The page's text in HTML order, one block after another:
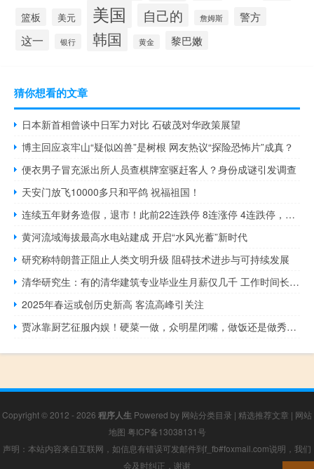
篮板 美元 美国 自己的 詹姆斯 警方
这一 银行 韩国 黄金 黎巴嫩
猜你想看的文章
日本新首相曾谈中日军力对比 石破茂对华政策展望
博主回应哀牢山“疑似凶兽”是树根 网友热议“探险恐怖片”成真？
便衣男子冒充派出所人员查棋牌室驱赶客人？身份成谜引发调查
天安门放飞10000多只和平鸽 祝福祖国！
连续五年财务造假，退市！此前22连跌停 8连涨停 4连跌停，市值仍有42亿 虚增营收18亿利润13亿
黄河流域海拔最高水电站建成 开启“水风光蓄”新时代
研究称特朗普正阻止人类文明升级 阻碍技术进步与可持续发展
清华研究生：有的清华建筑专业毕业生月薪仅几千 工作时间长且常加班
2025年春运或创历史新高 客流高峰引关注
贾冰靠厨艺征服内娱！硬菜一做，众明星闭嘴，做饭还是做秀一目了然
Copyright © 2012 - 2026 程序人生 Powered by 网站分类目录 | 精选推荐文章 | 网站
地图 粤ICP备13038131号
声明：本站内容来自互联网，如信息有错误可发邮件到f_fb#foxmail.com说明，我们
会及时纠正，谢谢